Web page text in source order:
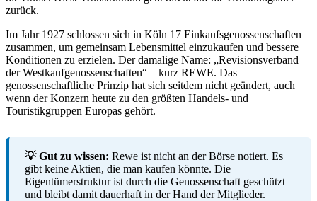
zurück.
Im Jahr 1927 schlossen sich in Köln 17 Einkaufsgenossenschaften
zusammen, um gemeinsam Lebensmittel einzukaufen und bessere
Konditionen zu erzielen. Der damalige Name: „Revisionsverband
der Westkaufgenossenschaften“ – kurz REWE. Das
genossenschaftliche Prinzip hat sich seitdem nicht geändert, auch
wenn der Konzern heute zu den größten Handels- und
Touristikgruppen Europas gehört.
💡 Gut zu wissen: Rewe ist nicht an der Börse notiert. Es
gibt keine Aktien, die man kaufen könnte. Die
Eigentümerstruktur ist durch die Genossenschaft geschützt
und bleibt damit dauerhaft in der Hand der Mitglieder.